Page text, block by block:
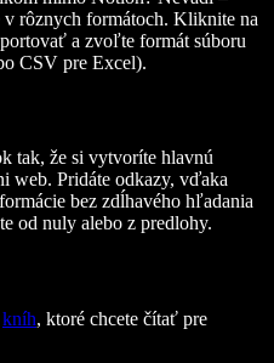
rôznych formátoch. Kliknite na
a zvoľte formát súboru
CSV pre Excel).
tak, že si vytvoríte hlavnú
web. Pridáte odkazy, vďaka
bez zdĺhavého hľadania
od nuly alebo z predlohy.
kníh, ktoré chcete čítať pre